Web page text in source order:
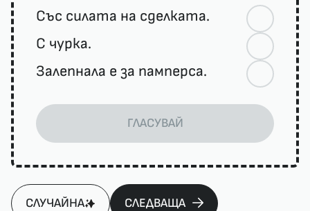
Със силата на сделката.
С чурка.
Залепнала е за памперса.
ГЛАСУВАЙ
СЛУЧАЙНА СЛЕДВАЩА